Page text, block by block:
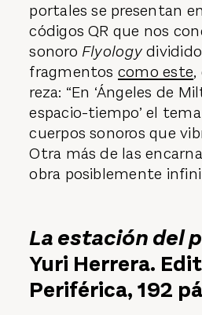
portales se presentan
códigos QR que nos
sonoro Flyology
fragmentos como este,
reza: “En ‘Ángeles de
espacio-tiempo’ el
cuerpos sonoros que
Otra más de las
obra posiblemente
La estación del
Yuri Herrera.
Periférica, 192